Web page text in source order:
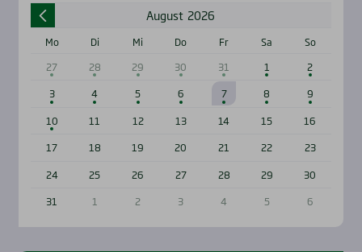
August 2026
Mo Di Mi Do Fr Sa
So
27
28 29 30 31 1
2
3
4 5 6 7 8
9
10
11 12 13 14 15
16
17
18 19 20 21 22
23
24
25 26 27 28 29
30
31
1 2 3 4 5 6